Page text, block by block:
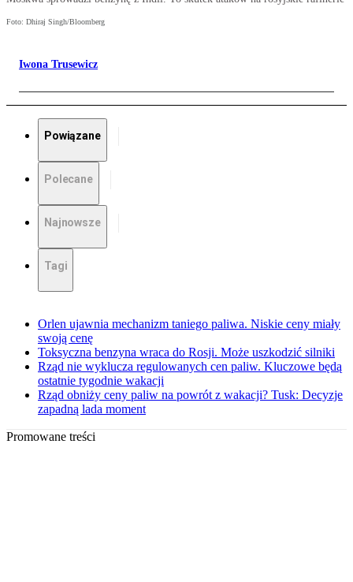
Foto: Dhiraj Singh/Bloomberg
Iwona Trusewicz
Powiązane
Polecane
Najnowsze
Tagi
Orlen ujawnia mechanizm taniego paliwa. Niskie ceny miały
swoją cenę
Toksyczna benzyna wraca do Rosji. Może uszkodzić silniki
Rząd nie wyklucza regulowanych cen paliw. Kluczowe będą
ostatnie tygodnie wakacji
Rząd obniży ceny paliw na powrót z wakacji? Tusk: Decyzje
zapadną lada moment
Promowane treści